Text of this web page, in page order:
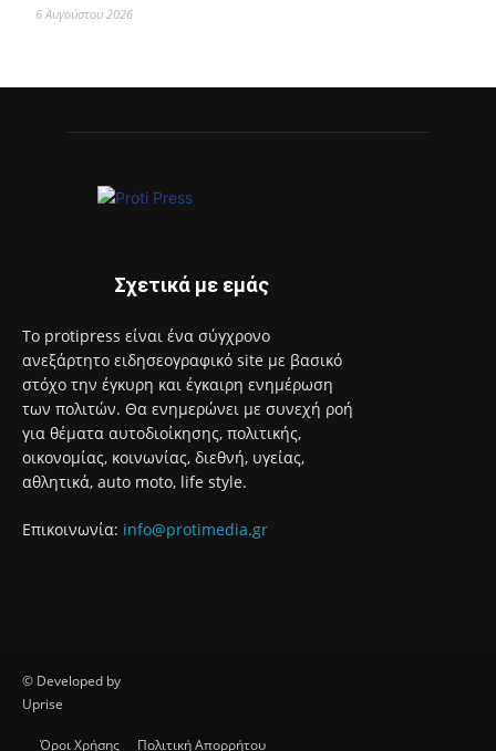
6 Αυγούστου 2026
Σχετικά με εμάς
Το protipress είναι ένα σύγχρονο
ανεξάρτητο ειδησεογραφικό site με βασικό
στόχο την έγκυρη και έγκαιρη ενημέρωση
των πολιτών. Θα ενημερώνει με συνεχή ροή
για θέματα αυτοδιοίκησης, πολιτικής,
οικονομίας, κοινωνίας, διεθνή, υγείας,
αθλητικά, auto moto, life style.
Επικοινωνία: info@protimedia.gr
© Developed by
Uprise
Όροι Χρήσης
Πολιτική Απορρήτου